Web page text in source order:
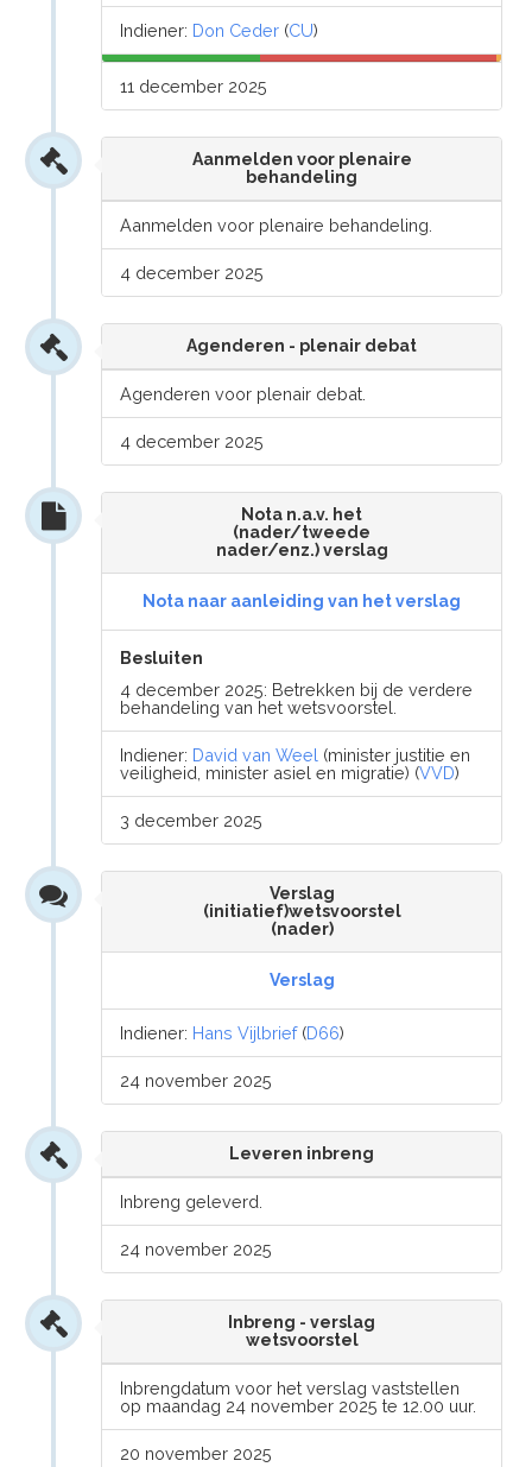
Indiener: Don Ceder (CU)
11 december 2025
Aanmelden voor plenaire
behandeling
Aanmelden voor plenaire behandeling.
4 december 2025
Agenderen - plenair debat
Agenderen voor plenair debat.
4 december 2025
Nota n.a.v. het
(nader/tweede
nader/enz.) verslag
Nota naar aanleiding van het verslag
Besluiten
4 december 2025: Betrekken bij de verdere
behandeling van het wetsvoorstel.
Indiener: David van Weel (minister justitie en
veiligheid, minister asiel en migratie) (VVD)
3 december 2025
Verslag
(initiatief)wetsvoorstel
(nader)
Verslag
Indiener: Hans Vijlbrief(D66)
24 november 2025
Leveren inbreng
Inbreng geleverd.
24 november 2025
Inbreng - verslag
wetsvoorstel
Inbrengdatum voor het verslag vaststellen
op maandag 24 november 2025 te 12.00 uur.
20 november 2025